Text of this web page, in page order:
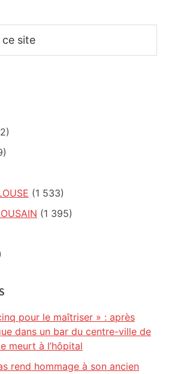
(1 533)
(1 395)
pour le maîtriser » : après
dans un bar du centre-ville de
meurt à l’hôpital
rend hommage à son ancien